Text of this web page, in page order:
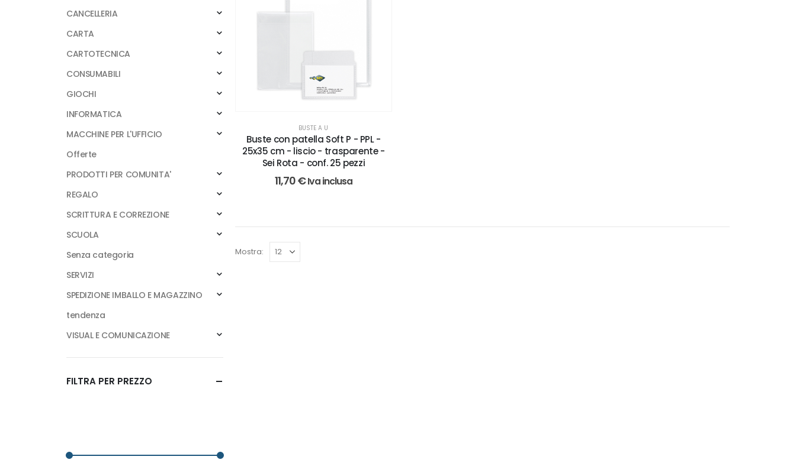
BUSTE A U
Buste con patella Soft P - PPL -
25x35 cm - liscio - trasparente -
Sei Rota - conf. 25 pezzi
11,70€Iva inclusa
Mostra:
CANCELLERIA
CARTA
CARTOTECNICA
CONSUMABILI
GIOCHI
INFORMATICA
MACCHINE PER L'UFFICIO
Offerte
PRODOTTI PER COMUNITA'
REGALO
SCRITTURA E CORREZIONE
SCUOLA
Senza categoria
SERVIZI
SPEDIZIONE IMBALLO E MAGAZZINO
tendenza
VISUAL E COMUNICAZIONE
FILTRA PER PREZZO